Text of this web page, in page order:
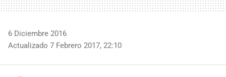
6 Diciembre 2016
Actualizado 7 Febrero 2017, 22:10